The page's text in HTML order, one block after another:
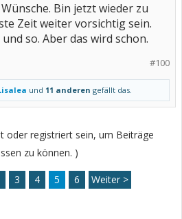
Bin jetzt wieder zu
Zeit weiter vorsichtig sein.
so. Aber das wird schon.
#100
und 11 anderen gefällt das.
oder registriert sein, um Beiträge
zu können. )
3 4 5 6 Weiter >